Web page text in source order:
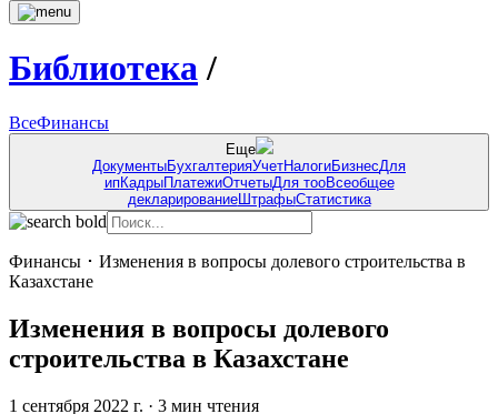
Библиотека/
ВсеФинансы
Еще
ДокументыБухгалтерияУчетНалогиБизнесДля
ипКадрыПлатежиОтчетыДля тооВсеобщее
декларированиеШтрафыСтатистика
Финансы ･ Изменения в вопросы долевого строительства в
Казахстане
Изменения в вопросы долевого
строительства в Казахстане
1 сентября 2022 г. · 3 мин чтения